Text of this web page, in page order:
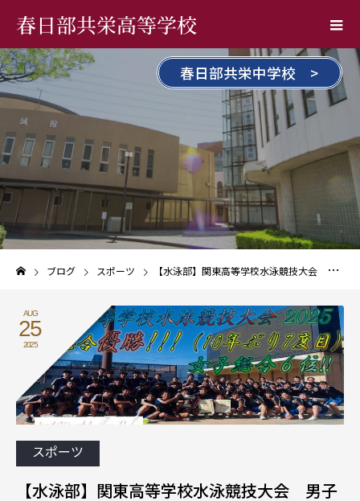
春日部共栄高等学校
春日部共栄中学校 >
ブログ スポーツ 【水泳部】関東高等学校水泳競技大会 男子総合優勝、女子総合6位！
AUG
25
2025
スポーツ
【水泳部】関東高等学校水泳競技大会 男子